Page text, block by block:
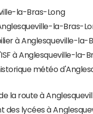
la-Bras-Long
la-Bras-
à Anglesqueville-la-
à Anglesqueville-la-
météo
la route à
des lycées à